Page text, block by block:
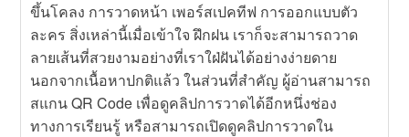
ขึ้นโคลง การวาดหน้า เพอร์สเปคทีฟ การออกแบบตัว
ละคร สิ่งเหล่านี้เมื่อเข้าใจ ฝึกฝน เราก็จะสามารถวาด
ลายเส้นที่สวยงามอย่างที่เราใฝ่ฝันได้อย่างง่ายดาย
นอกจากเนื้อหาปกติแล้ว ในส่วนที่สำคัญ ผู้อ่านสามารถ
สแกน QR Code เพื่อดูคลิปการวาดได้อีกหนึ่งช่อง
ทางการเรียนรู้ หรือสามารถเปิดดูคลิปการวาดใน